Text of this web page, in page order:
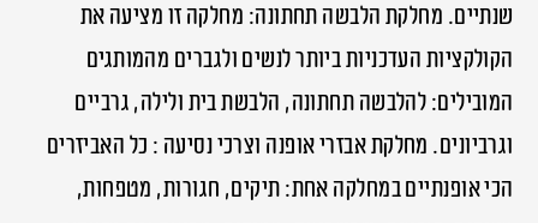
שנתיים. מחלקת הלבשה תחתונה: מחלקה זו מציעה את
הקולקציות העדכניות ביותר לנשים ולגברים מהמותגים
המובילים: להלבשה תחתונה, הלבשת בית ולילה, גרביים
וגרביונים. מחלקת אבזרי אופנה וצרכי נסיעה : כל האביזרים
הכי אופנתיים במחלקה אחת: תיקים, חגורות, מטפחות,